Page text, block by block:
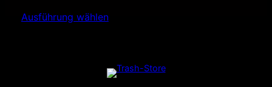
Ausführung wählen